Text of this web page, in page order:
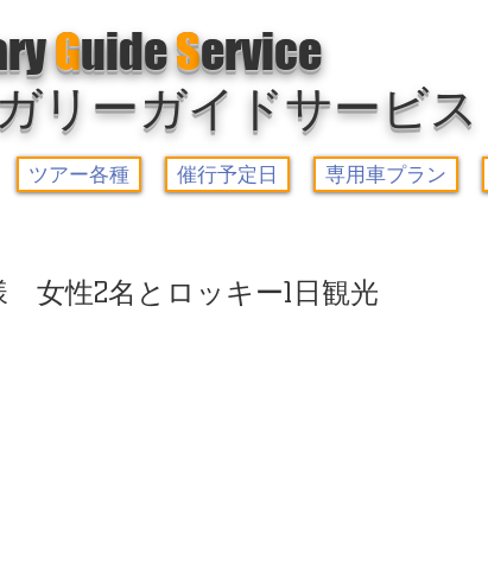
GuideService
リーガイドサービス
ツアー各種 催行予定日 専用車プラン
女性2名とロッキー1日観光